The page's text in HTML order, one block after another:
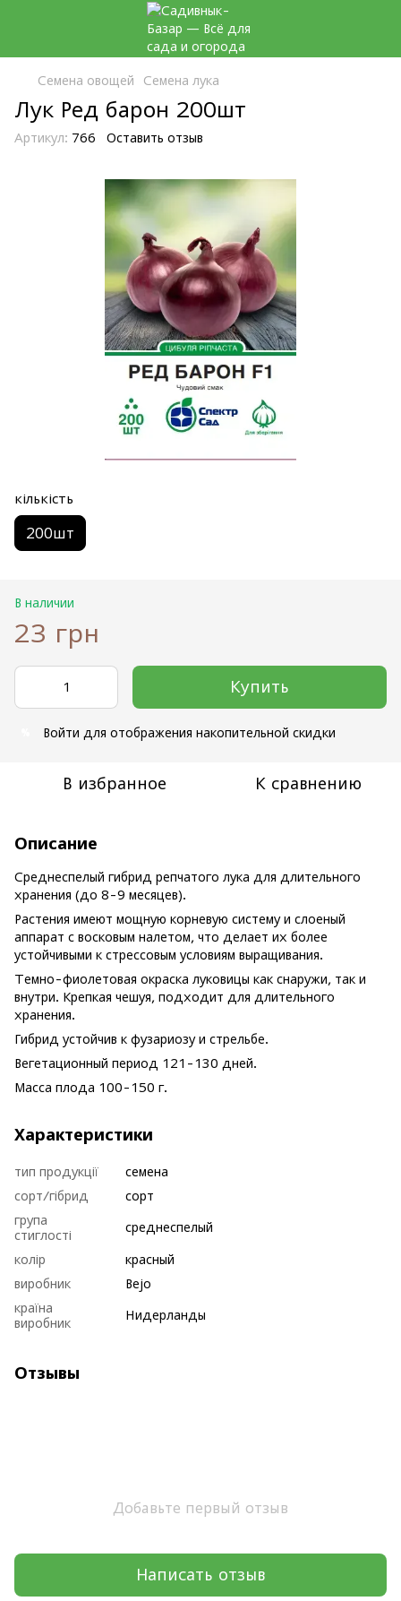
Семена овощей Семена лука
Лук Ред барон 200шт
Артикул: 766 Оставить отзыв
кількість
200шт
В наличии
23 грн
Купить
Войти для отображения накопительной скидки
В избранное К сравнению
Описание
Среднеспелый гибрид репчатого лука для длительного
хранения (до 8-9 месяцев).
Растения имеют мощную корневую систему и слоеный
аппарат с восковым налетом, что делает их более
устойчивыми к стрессовым условиям выращивания.
Темно-фиолетовая окраска луковицы как снаружи, так и
внутри. Крепкая чешуя, подходит для длительного
хранения.
Гибрид устойчив к фузариозу и стрельбе.
Вегетационный период 121-130 дней.
Масса плода 100-150 г.
Характеристики
тип продукції
семена
сорт/гібрид
сорт
група
стиглості
среднеспелый
колір
красный
виробник
Bejo
країна
виробник
Нидерланды
Отзывы
Добавьте первый отзыв
Написать отзыв